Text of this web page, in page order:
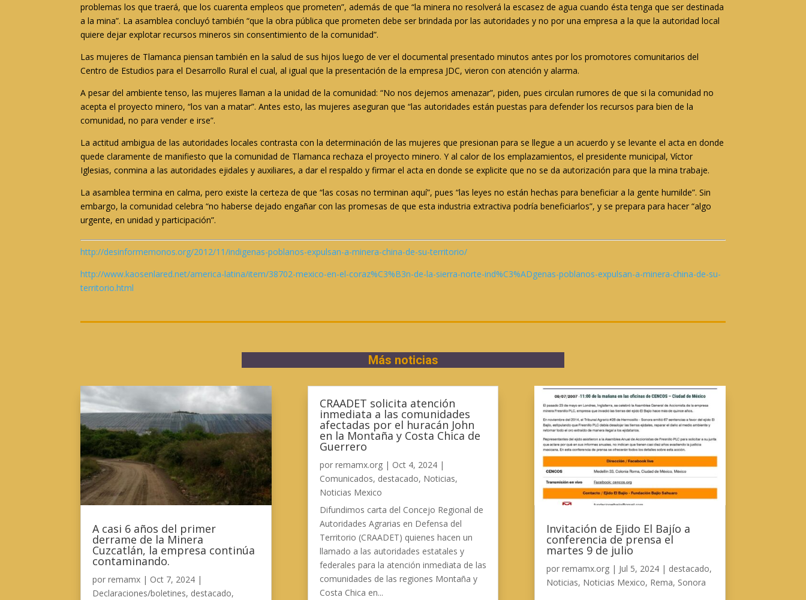
problemas los que traerá, que los cuarenta empleos que prometen”, además de que “la minera no resolverá la escasez de agua cuando ésta tenga que ser destinada
a la mina”. La asamblea concluyó también “que la obra pública que prometen debe ser brindada por las autoridades y no por una empresa a la que la autoridad local
quiere dejar explotar recursos mineros sin consentimiento de la comunidad”.
Las mujeres de Tlamanca piensan también en la salud de sus hijos luego de ver el documental presentado minutos antes por los promotores comunitarios del
Centro de Estudios para el Desarrollo Rural el cual, al igual que la presentación de la empresa JDC, vieron con atención y alarma.
A pesar del ambiente tenso, las mujeres llaman a la unidad de la comunidad: “No nos dejemos amenazar”, piden, pues circulan rumores de que si la comunidad no
acepta el proyecto minero, “los van a matar”. Antes esto, las mujeres aseguran que “las autoridades están puestas para defender los recursos para bien de la
comunidad, no para vender e irse”.
La actitud ambigua de las autoridades locales contrasta con la determinación de las mujeres que presionan para se llegue a un acuerdo y se levante el acta en donde
quede claramente de manifiesto que la comunidad de Tlamanca rechaza el proyecto minero. Y al calor de los emplazamientos, el presidente municipal, Víctor
Iglesias, conmina a las autoridades ejidales y auxiliares, a dar el respaldo y firmar el acta en donde se explicite que no se da autorización para que la mina trabaje.
La asamblea termina en calma, pero existe la certeza de que “las cosas no terminan aquí”, pues “las leyes no están hechas para beneficiar a la gente humilde”. Sin
embargo, la comunidad celebra “no haberse dejado engañar con las promesas de que esta industria extractiva podría beneficiarlos”, y se prepara para hacer “algo
urgente, en unidad y participación”.
http://desinformemonos.org/2012/11/indigenas-poblanos-expulsan-a-minera-china-de-su-territorio/
http://www.kaosenlared.net/america-latina/item/38702-mexico-en-el-coraz%C3%B3n-de-la-sierra-norte-ind%C3%ADgenas-poblanos-expulsan-a-minera-china-de-su-
territorio.html
Más noticias
A casi 6 años del primer
derrame de la Minera
Cuzcatlán, la empresa continúa
contaminando.
porremamx | Oct 7, 2024 |
Declaraciones/boletines, destacado,
CRAADET solicita atención
inmediata a las comunidades
afectadas por el huracán John
en la Montaña y Costa Chica de
Guerrero
por remamx.org| Oct 4, 2024|
Comunicados, destacado, Noticias,
Noticias Mexico
Difundimos carta del Concejo Regional de
Autoridades Agrarias en Defensa del
Territorio (CRAADET) quienes hacen un
llamado a las autoridades estatales y
federales para la atención inmediata de las
comunidades de las regiones Montaña y
Costa Chica en...
Invitación de Ejido El Bajío a
conferencia de prensa el
martes 9 de julio
por remamx.org| Jul 5, 2024| destacado,
Noticias, Noticias Mexico, Rema, Sonora